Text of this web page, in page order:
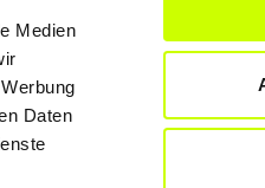
Medien
Daten
Produkte &